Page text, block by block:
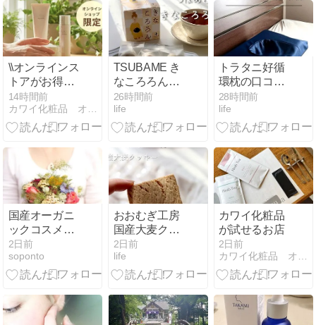
\\オンラインス
トアがお得！
12.000円以上
のご購入でク
ーポンプレゼ
14時間前
カワイ化粧品 オフィシャルブログ
TSUBAME き
なころろんは
きな粉のブー
ルドネージュ
♡さくほろ美
26時間前
life
トラタニ好循
環枕の口コミ
｜ 低めの枕に
頭がフィット
する
28時間前
life
国産オーガニ
ックコスメの
トライアルセ
ット7選｜敏
感肌の方も気
気ブランド比
較
2日前
soponto
おおむぎ工房
国産大麦クッ
キーは、香ば
しく「サク
ッ」「ほろ
感で美味しい
2日前
life
カワイ化粧品
が試せるお店
2日前
カワイ化粧品 オフィシャルブログ